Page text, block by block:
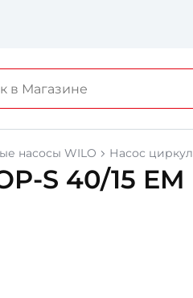
насосы WILO Насос
S 40/15 EM